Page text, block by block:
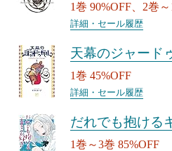
1巻 90%OFF、2巻
詳細・セール履歴
天幕のジャード
1巻 45%OFF
詳細・セール履歴
だれでも抱ける
1巻～3巻 85%OFF